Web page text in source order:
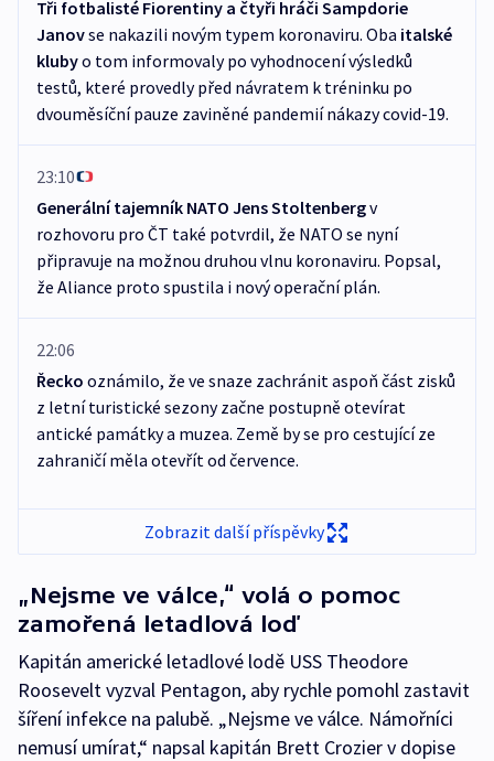
Tři fotbalisté Fiorentiny a čtyři hráči Sampdorie
Janovse nakazili novým typem koronaviru. Oba italské
klubyo tom informovaly po vyhodnocení výsledků
testů, které provedly před návratem k tréninku po
dvouměsíční pauze zaviněné pandemií nákazy covid-19.
23:10
Generální tajemník NATO Jens Stoltenbergv
rozhovoru pro ČT také potvrdil, že NATO se nyní
připravuje na možnou druhou vlnu koronaviru. Popsal,
že Aliance proto spustila i nový operační plán.
22:06
Řecko oznámilo, že ve snaze zachránit aspoň část zisků
z letní turistické sezony začne postupně otevírat
antické památky a muzea. Země by se pro cestující ze
zahraničí měla otevřít od července.
Zobrazit další příspěvky
„Nejsme ve válce,“ volá o pomoc
zamořená letadlová loď
Kapitán americké letadlové lodě USS Theodore
Roosevelt vyzval Pentagon, aby rychle pomohl zastavit
šíření infekce na palubě. „Nejsme ve válce. Námořníci
nemusí umírat,“ napsal kapitán Brett Crozier v dopise